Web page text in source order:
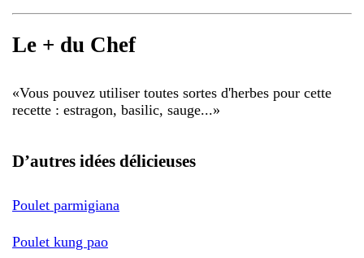
Le + du Chef
«Vous pouvez utiliser toutes sortes d'herbes pour cette
recette : estragon, basilic, sauge...»
D’autres idées délicieuses
Poulet parmigiana
Poulet kung pao